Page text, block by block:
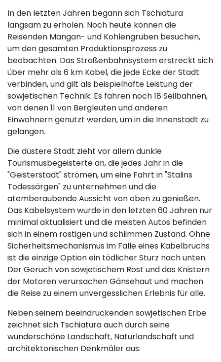
In den letzten Jahren begann sich Tschiatura
langsam zu erholen. Noch heute können die
Reisenden Mangan- und Kohlengruben besuchen,
um den gesamten Produktionsprozess zu
beobachten. Das Straßenbahnsystem erstreckt sich
über mehr als 6 km Kabel, die jede Ecke der Stadt
verbinden, und gilt als beispielhafte Leistung der
sowjetischen Technik. Es fahren noch 18 Seilbahnen,
von denen 11 von Bergleuten und anderen
Einwohnern genutzt werden, um in die Innenstadt zu
gelangen.
Die düstere Stadt zieht vor allem dunkle
Tourismusbegeisterte an, die jedes Jahr in die
"Geisterstadt" strömen, um eine Fahrt in "Stalins
Todessärgen" zu unternehmen und die
atemberaubende Aussicht von oben zu genießen.
Das Kabelsystem wurde in den letzten 60 Jahren nur
minimal aktualisiert und die meisten Autos befinden
sich in einem rostigen und schlimmen Zustand. Ohne
Sicherheitsmechanismus im Falle eines Kabelbruchs
ist die einzige Option ein tödlicher Sturz nach unten.
Der Geruch von sowjetischem Rost und das Knistern
der Motoren verursachen Gänsehaut und machen
die Reise zu einem unvergesslichen Erlebnis für alle.
Neben seinem beeindruckenden sowjetischen Erbe
zeichnet sich Tschiatura auch durch seine
wunderschöne Landschaft, Naturlandschaft und
architektonischen Denkmäler aus: